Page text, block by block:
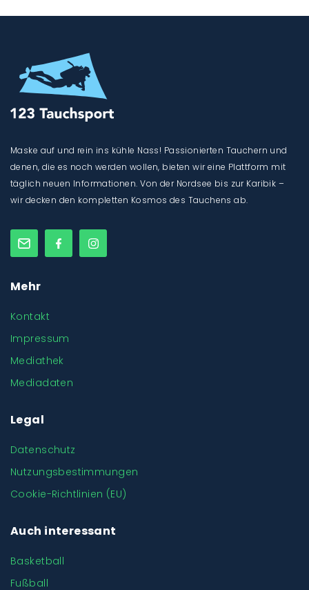
Maske auf und rein ins kühle Nass! Passionierten Tauchern und
denen, die es noch werden wollen, bieten wir eine Plattform mit
täglich neuen Informationen. Von der Nordsee bis zur Karibik –
wir decken den kompletten Kosmos des Tauchens ab.
Mehr
Kontakt
Impressum
Mediathek
Mediadaten
Legal
Datenschutz
Nutzungsbestimmungen
Cookie-Richtlinien (EU)
Auch interessant
Basketball
Fußball